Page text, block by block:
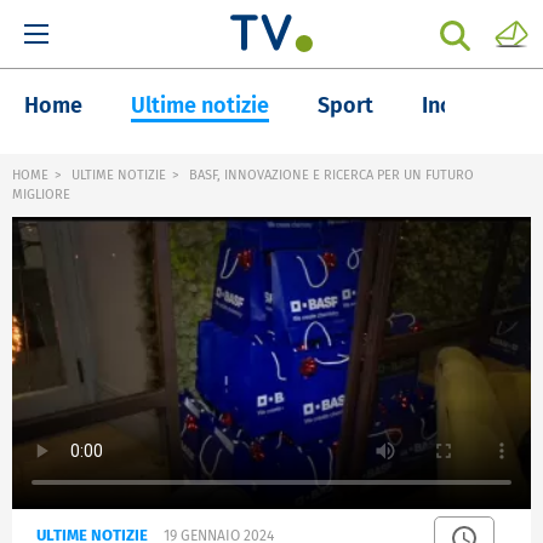
Home Ultime notizie Sport Inchieste
HOME ULTIME NOTIZIE
BASF, INNOVAZIONE E RICERCA PER UN FUTURO
MIGLIORE
ULTIME NOTIZIE 19 GENNAIO 2024